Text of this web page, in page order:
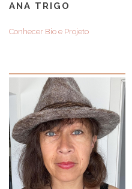
ANA TRIGO
Conhecer Bio e Projeto